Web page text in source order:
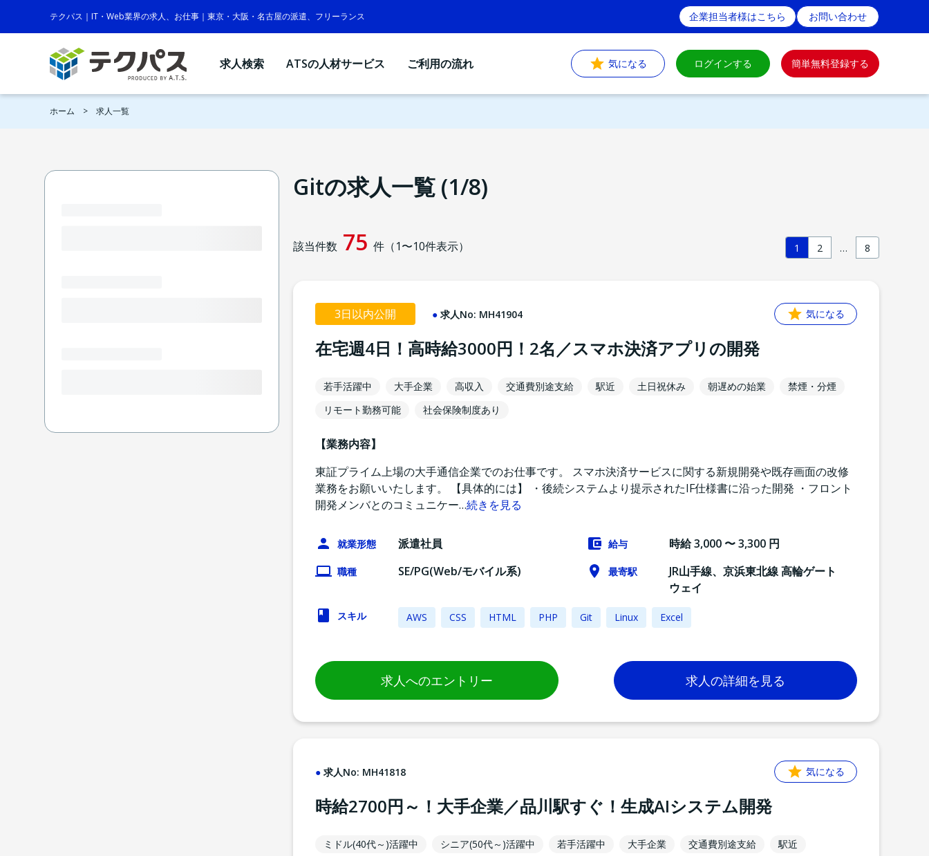
テクパス｜IT・Web業界の求人、お仕事｜東京・大阪・名古屋の派遣、フリーランス 企業担当者様はこちら お問い合わせ
求人検索 ATSの人材サービス ご利用の流れ 気になる ログインする 簡単無料登録する
ホーム 求人一覧
Gitの求人一覧 (1/8)
該当件数 75 件（1〜10件表示） 1 2 … 8
3日以内公開 求人No: MH41904 気になる
在宅週4日！高時給3000円！2名／スマホ決済アプリの開発
若手活躍中 大手企業 高収入 交通費別途支給 駅近 土日祝休み 朝遅めの始業
禁煙・分煙
リモート勤務可能
社会保険制度あり
【業務内容】
東証プライム上場の大手通信企業でのお仕事です。 スマホ決済サービスに関する新規開発や既存画面の改修
業務をお願いいたします。 【具体的には】 ・後続システムより提示されたIF仕様書に沿った開発 ・フロント
開発メンバとのコミュニケー…続きを見る
就業形態 派遣社員 給与 時給 3,000 〜 3,300 円
職種 SE/PG(Web/モバイル系) 最寄駅
JR山手線、京浜東北線 高輪ゲート
ウェイ
スキル AWS CSS HTML PHP Git Linux Excel
求人へのエントリー 求人の詳細を見る
求人No: MH41818 気になる
時給2700円～！大手企業／品川駅すぐ！生成AIシステム開発
ミドル(40代～)活躍中 シニア(50代～)活躍中 若手活躍中 大手企業 交通費別途支給
駅近